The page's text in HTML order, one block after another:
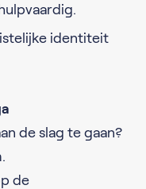
identiteit
de slag te gaan?
de